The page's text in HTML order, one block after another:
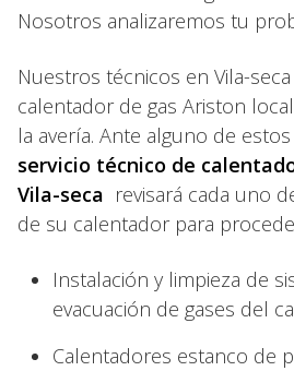
Nosotros analizaremos tu
Nuestros técnicos en Vila-
calentador de gas Ariston
la avería. Ante alguno de
servicio técnico de
Vila-seca revisará cada uno
de su calentador para
Instalación y limpieza de
evacuación de gases del
Calentadores estanco de